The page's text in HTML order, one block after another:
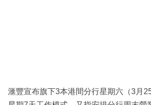
區
滙豐宣布旗下3本港間分行星期六（3月